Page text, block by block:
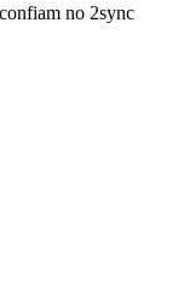
no 2sync